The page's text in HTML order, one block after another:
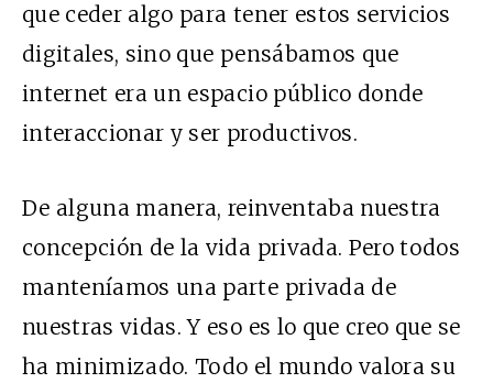
que ceder algo para tener estos servicios
digitales, sino que pensábamos que
internet era un espacio público donde
interaccionar y ser productivos.
De alguna manera, reinventaba nuestra
concepción de la vida privada. Pero todos
manteníamos una parte privada de
nuestras vidas. Y eso es lo que creo que se
ha minimizado. Todo el mundo valora su